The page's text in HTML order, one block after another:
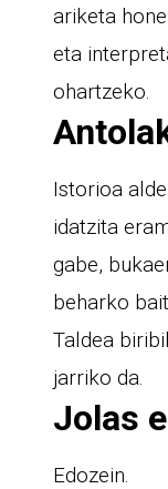
ariketa
eta
ohartzeko.
Istorioa
idatzita
gabe,
beharko
Taldea
jarriko da.
Jolas
Edozein.